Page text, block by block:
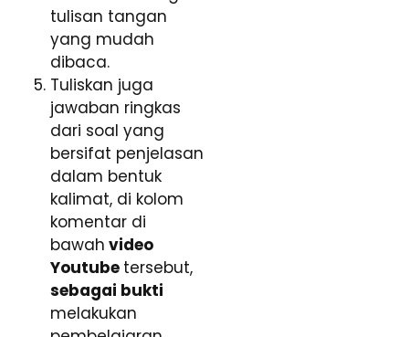
tulisan tangan
yang mudah
dibaca.
Tuliskan juga
jawaban ringkas
dari soal yang
bersifat penjelasan
dalam bentuk
kalimat, di kolom
komentar di
bawah video
Youtube tersebut,
sebagai bukti
melakukan